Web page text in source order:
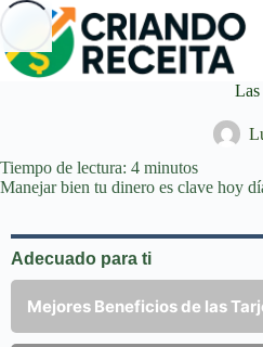
Saltar
contenido
Las
Tiempo de lectura: 4 minutos
Manejar bien tu dinero es clave hoy
Adecuado para ti
Mejores Beneficios de las